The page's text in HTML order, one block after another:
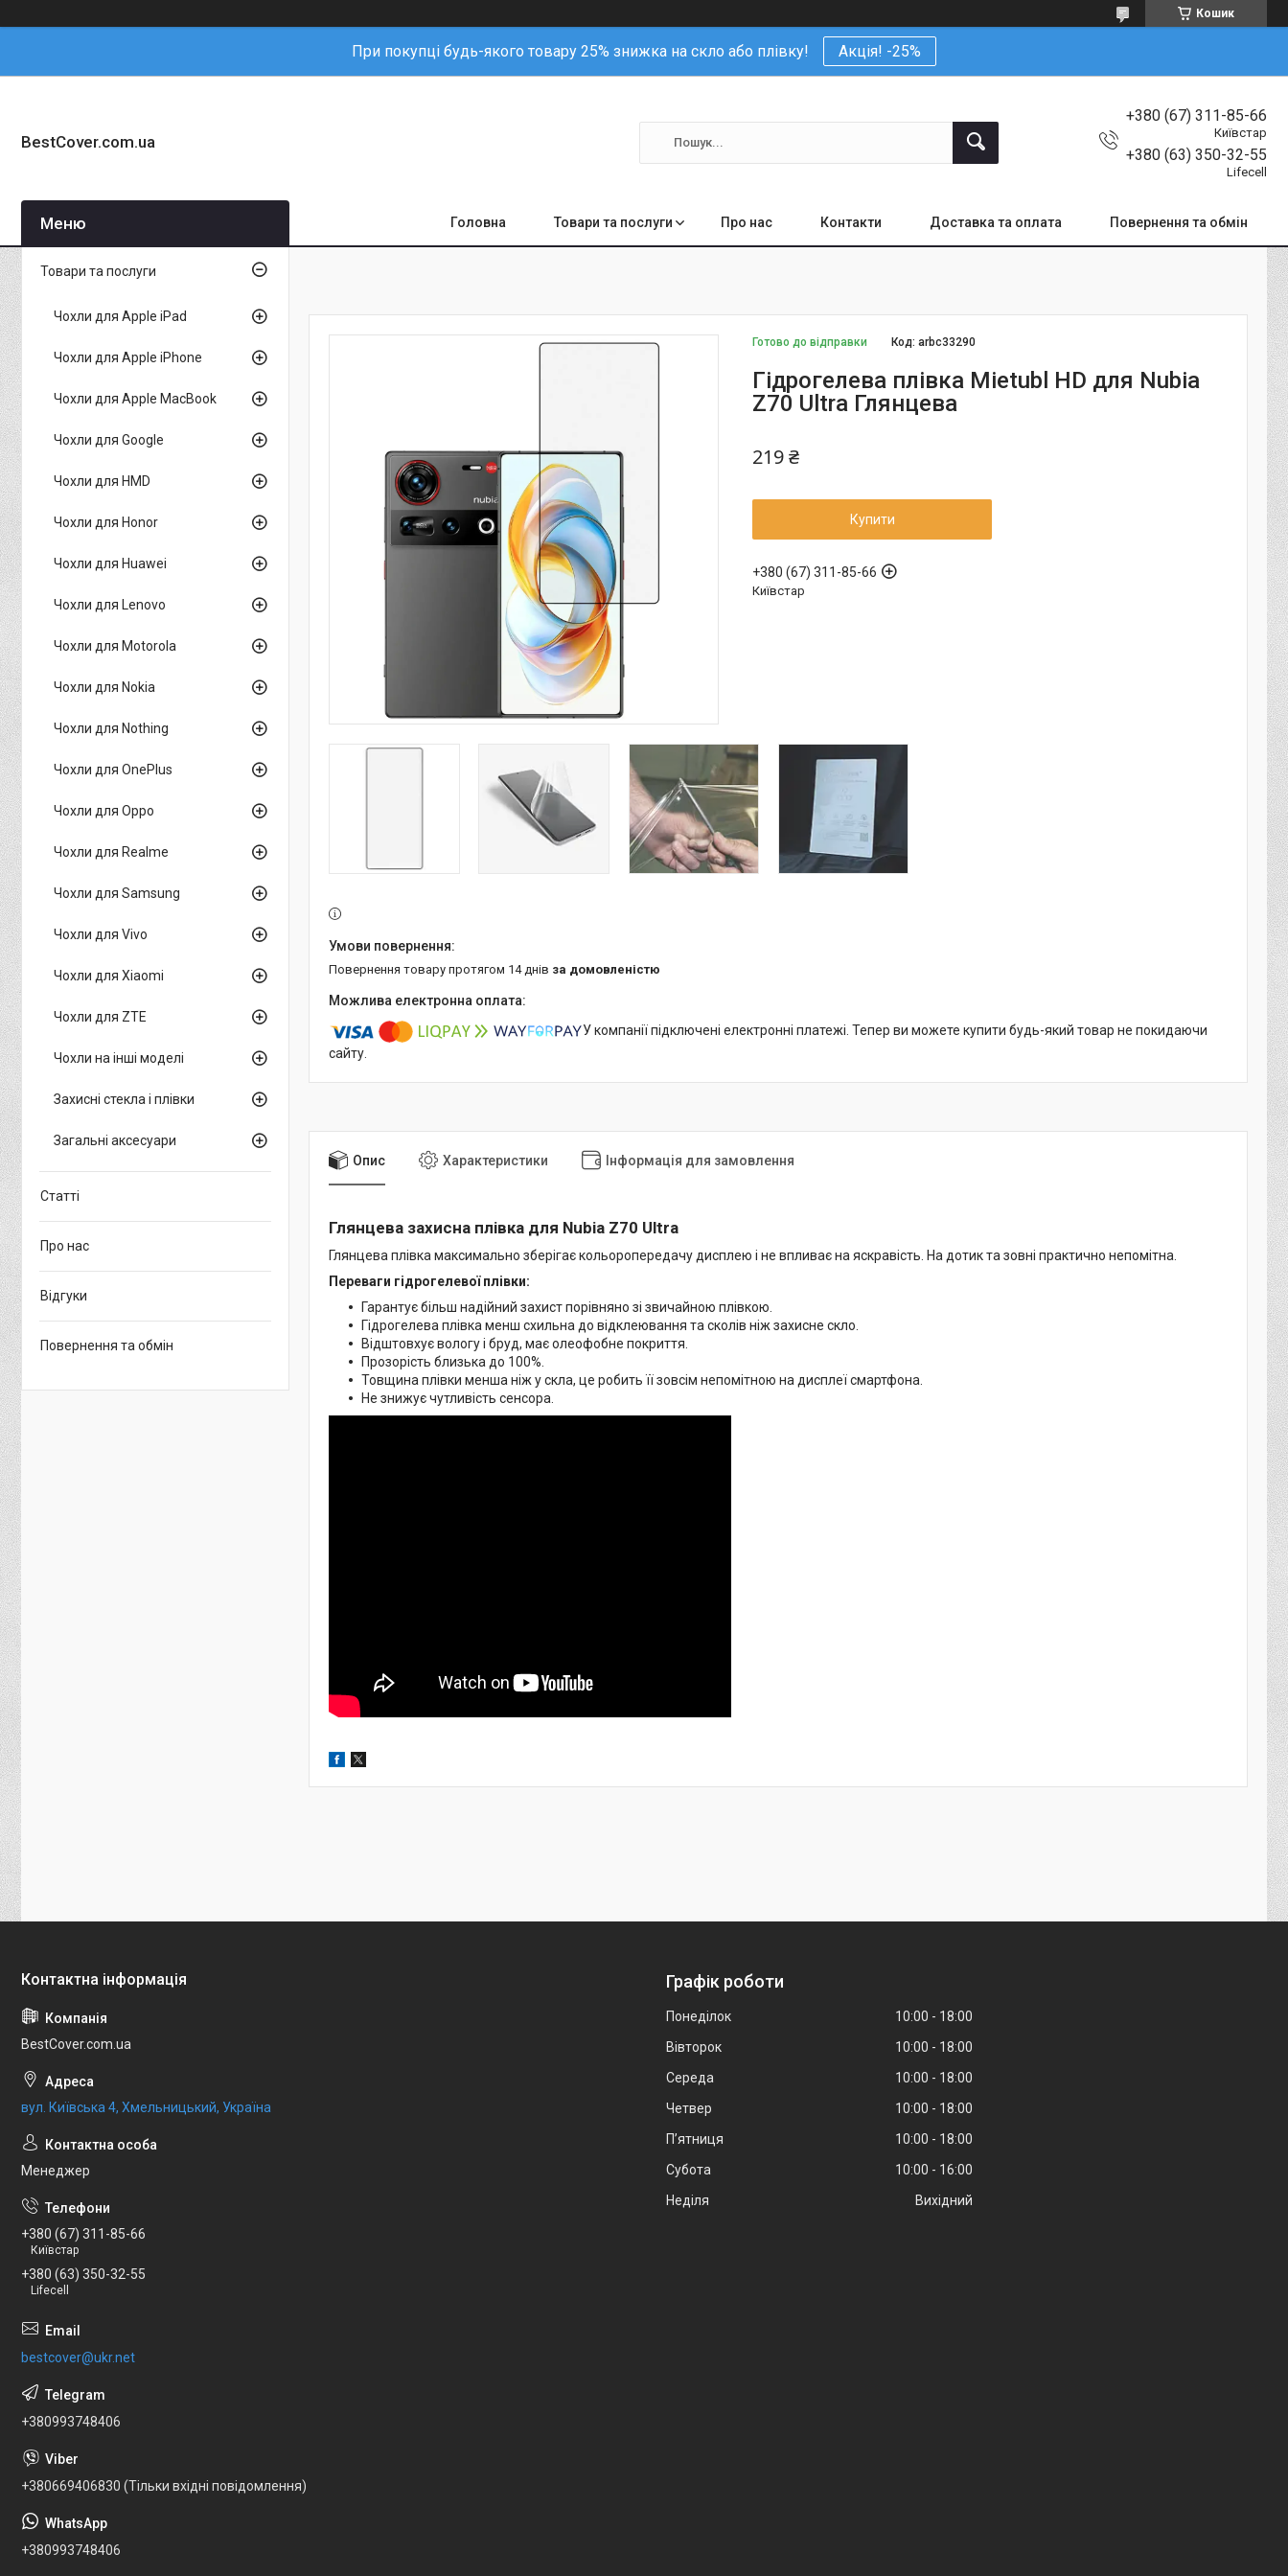
Кошик
При покупці будь-якого товару 25% знижка на скло або плівку! Акція! -25%
BestCover.com.ua
+380 (67) 311-85-66
Київстар
+380 (63) 350-32-55
Lifecell
Головна Товари та послуги Про нас Контакти Доставка та оплата Повернення та обмін
Готово до відправки Код:arbc33290
Гідрогелева плівка Mietubl HD для Nubia
Z70 Ultra Глянцева
219 ₴
Купити
+380 (67) 311-85-66
Київстар
повернення товару протягом 14 днів за домовленістю
У компанії підключені електронні платежі. Тепер ви можете купити будь-який товар не покидаючи
сайту.
Опис Характеристики Інформація для замовлення
Глянцева захисна плівка для Nubia Z70 Ultra
Глянцева плівка максимально зберігає кольоропередачу дисплею і не впливає на яскравість. На дотик та зовні практично непомітна.
Переваги гідрогелевої плівки:
Гарантує більш надійний захист порівняно зі звичайною плівкою.
Гідрогелева плівка менш схильна до відклеювання та сколів ніж захисне скло.
Відштовхує вологу і бруд, має олеофобне покриття.
Прозорість близька до 100%.
Товщина плівки менша ніж у скла, це робить її зовсім непомітною на дисплеї смартфона.
Не знижує чутливість сенсора.
Товари та послуги
Чохли для Apple iPad
Чохли для Apple iPhone
Чохли для Apple MacBook
Чохли для Google
Чохли для HMD
Чохли для Honor
Чохли для Huawei
Чохли для Lenovo
Чохли для Motorola
Чохли для Nokia
Чохли для Nothing
Чохли для OnePlus
Чохли для Oppo
Чохли для Realme
Чохли для Samsung
Чохли для Vivo
Чохли для Xiaomi
Чохли для ZTE
Чохли на інші моделі
Захисні стекла і плівки
Загальні аксесуари
Статті
Про нас
Відгуки
Повернення та обмін
BestCover.com.ua
вул. Київська 4, Хмельницький, Україна
Менеджер
+380 (67) 311-85-66
Київстар
+380 (63) 350-32-55
Lifecell
bestcover@ukr.net
+380993748406
+380669406830 (Тільки вхідні повідомлення)
+380993748406
Графік роботи
Понеділок 10:00
18:00
Вівторок
10:00
18:00
Середа
10:00
18:00
Четвер
10:00
18:00
Пʼятниця
10:00
18:00
Субота
10:00
16:00
Неділя
Вихідний